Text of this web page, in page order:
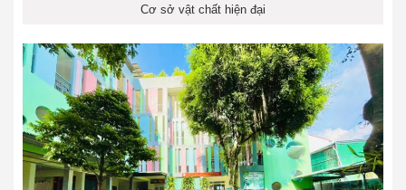
Cơ sở vật chất hiện đại